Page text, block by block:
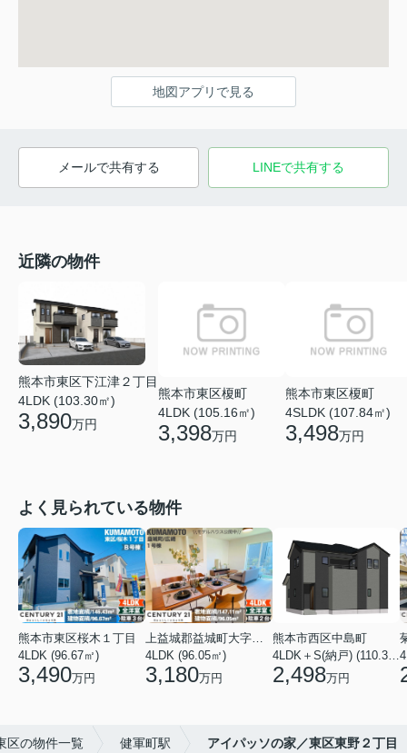
地図アプリで見る
メールで共有する LINEで共有する
近隣の物件
熊本市東区下江津２丁目
4LDK (103.30㎡)
3,890万円
熊本市東区榎町
4LDK (105.16㎡)
3,398万円
熊本市東区榎町
4SLDK (107.84㎡)
3,498万円
よく見られている物件
熊本市東区桜木１丁目
4LDK (96.67㎡)
3,490万円
上益城郡益城町大字広崎
4LDK (96.05㎡)
3,180万円
熊本市西区中島町
4LDK＋S(納戸) (110.37㎡)
2,498万円
区の物件一覧 健軍町駅 アイパッソの家／東区東野２丁目